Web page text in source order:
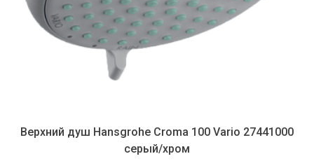
Верхний душ Hansgrohe Croma 100 Vario 27441000
серый/хром